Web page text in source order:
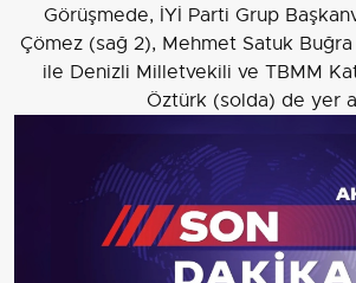
Görüşmede, İYİ Parti Grup
Çömez (sağ 2), Mehmet Satuk
ile Denizli Milletvekili ve TBMM
Öztürk (solda) de yer